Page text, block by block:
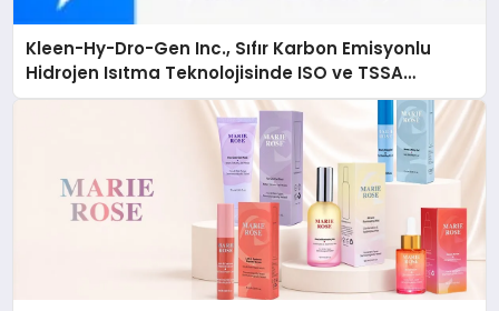
Kleen-Hy-Dro-Gen Inc., Sıfır Karbon Emisyonlu
Hidrojen Isıtma Teknolojisinde ISO ve TSSA
Düzenleyici Onaylarını Aldı